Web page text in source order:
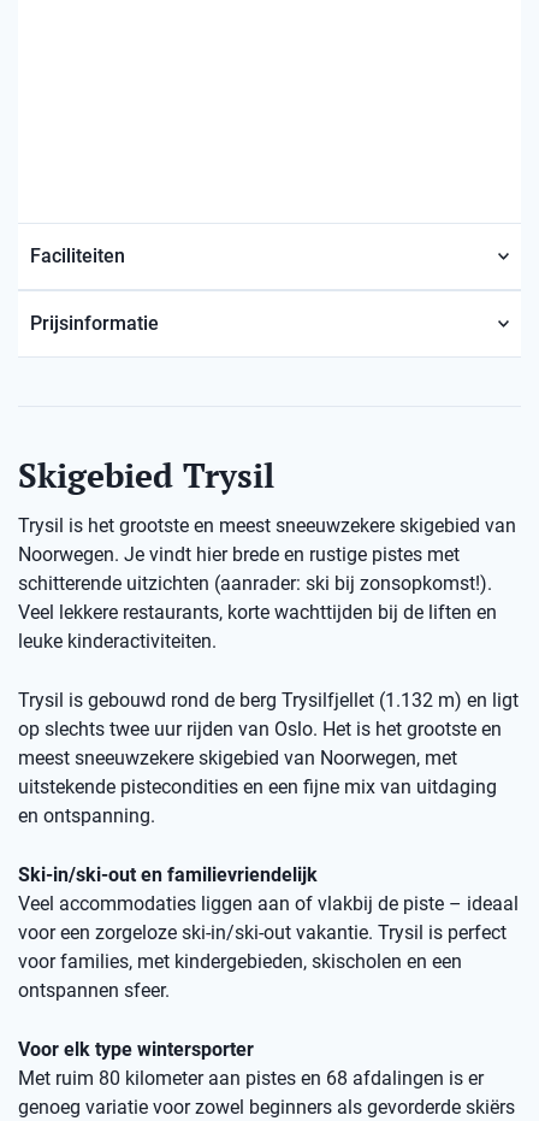
Faciliteiten
Prijsinformatie
Skigebied Trysil
Trysil is het grootste en meest sneeuwzekere skigebied van
Noorwegen. Je vindt hier brede en rustige pistes met
schitterende uitzichten (aanrader: ski bij zonsopkomst!).
Veel lekkere restaurants, korte wachttijden bij de liften en
leuke kinderactiviteiten.
Trysil is gebouwd rond de berg Trysilfjellet (1.132 m) en ligt
op slechts twee uur rijden van Oslo. Het is het grootste en
meest sneeuwzekere skigebied van Noorwegen, met
uitstekende pistecondities en een fijne mix van uitdaging
en ontspanning.
Ski-in/ski-out en familievriendelijk
Veel accommodaties liggen aan of vlakbij de piste – ideaal
voor een zorgeloze ski-in/ski-out vakantie. Trysil is perfect
voor families, met kindergebieden, skischolen en een
ontspannen sfeer.
Voor elk type wintersporter
Met ruim 80 kilometer aan pistes en 68 afdalingen is er
genoeg variatie voor zowel beginners als gevorderde skiërs